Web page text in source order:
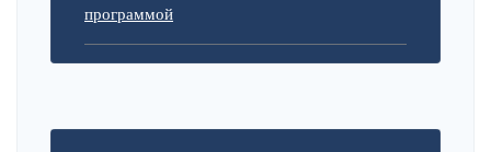
программой